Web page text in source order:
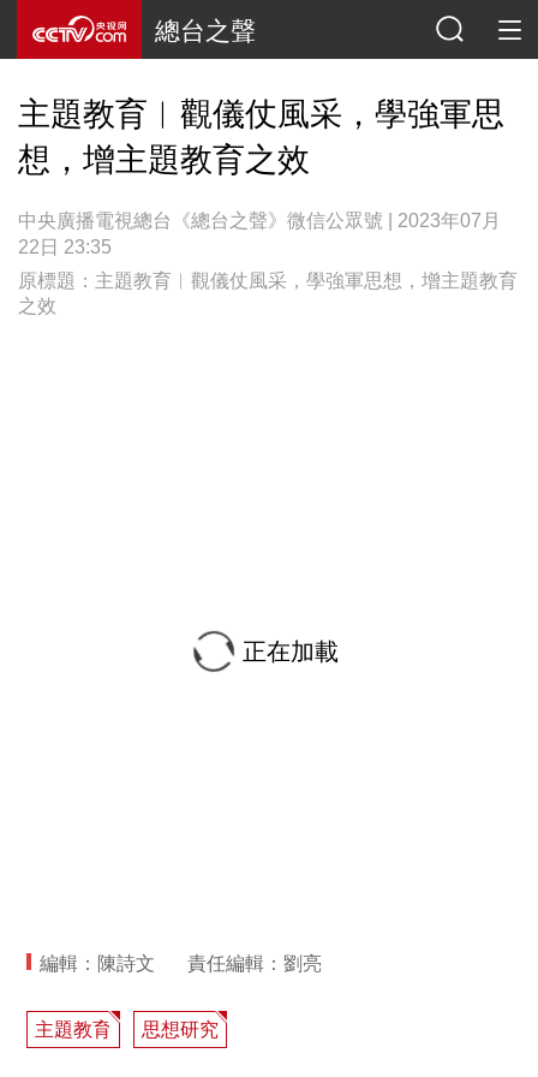
總台之聲
主題教育︱觀儀仗風采，學強軍思
想，增主題教育之效
中央廣播電視總台《總台之聲》微信公眾號 | 2023年07月
22日 23:35
原標題：主題教育︱觀儀仗風采，學強軍思想，增主題教育
之效
正在加載
編輯：陳詩文 責任編輯：劉亮
主題教育 思想研究